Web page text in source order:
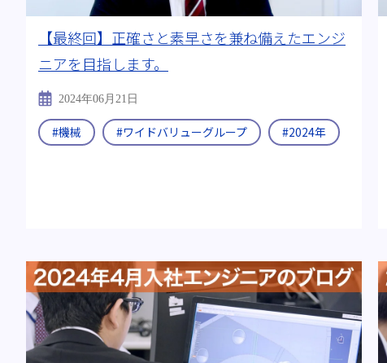
ブログ年度: #2019年 #2024年 #2025年
出身: #工学部 工業化学科 #理学研究
すべて
【最終回】正確さと素早さを兼ね備えたエンジ
ニアを目指します。
2024年06月21日
#機械 #ワイドバリューグループ #2024年